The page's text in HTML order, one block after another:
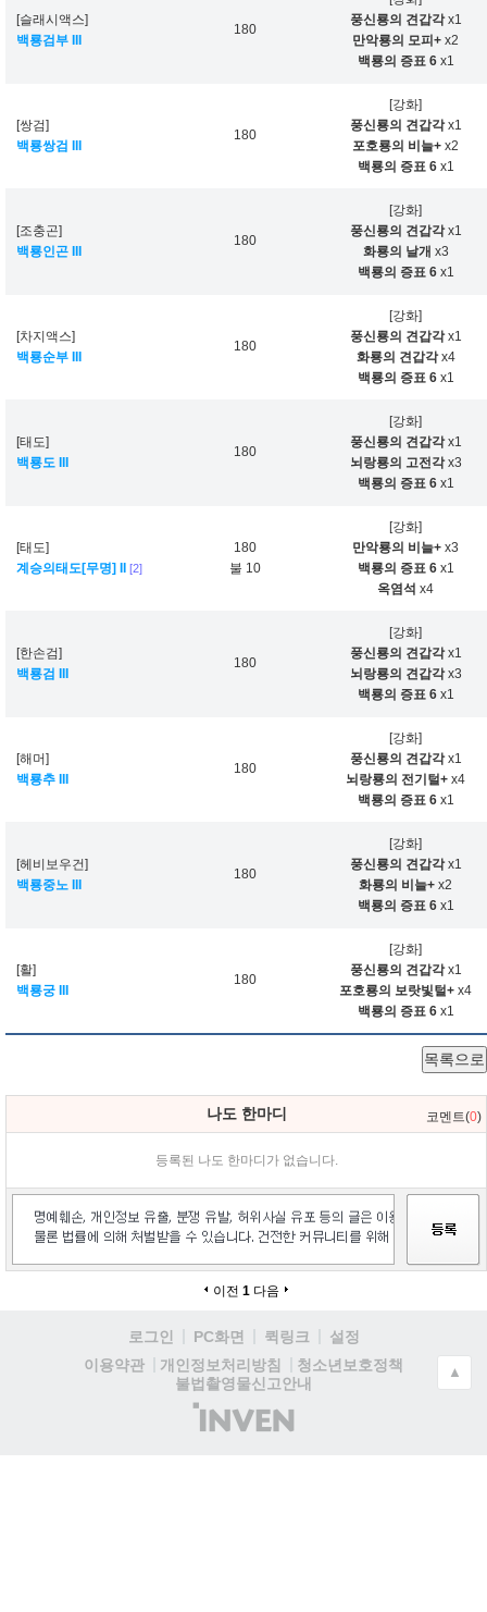
[슬래시액스]
백룡검부 III
180
풍신룡의 견갑각x1
만악룡의 모피+ x2
백룡의 증표 6x1
[쌍검]
백룡쌍검 III
180
[강화]
풍신룡의 견갑각x1
포호룡의 비늘+ x2
백룡의 증표 6x1
[조충곤]
백룡인곤 III
180
[강화]
풍신룡의 견갑각x1
화룡의 날개 x3
백룡의 증표 6x1
[차지액스]
백룡순부 III
180
[강화]
풍신룡의 견갑각x1
화룡의 견갑각x4
백룡의 증표 6x1
[태도]
백룡도 III
180
[강화]
풍신룡의 견갑각x1
뇌랑룡의 고전각x3
백룡의 증표 6x1
[태도]
계승의태도[무명] II
[2]
180
불 10
[강화]
만악룡의 비늘+ x3
백룡의 증표 6x1
옥염석 x4
[한손검]
백룡검 III
180
[강화]
풍신룡의 견갑각x1
뇌랑룡의 견갑각x3
백룡의 증표 6x1
[해머]
백룡추 III
180
[강화]
풍신룡의 견갑각x1
뇌랑룡의 전기털+ x4
백룡의 증표 6x1
[헤비보우건]
백룡중노 III
180
[강화]
풍신룡의 견갑각x1
화룡의 비늘+ x2
백룡의 증표 6x1
[활]
백룡궁 III
180
[강화]
풍신룡의 견갑각x1
포호룡의 보랏빛털+ x4
백룡의 증표 6x1
목록으로
나도 한마디 코멘트(0)
등록된 나도 한마디가 없습니다.
이전 1 다음
로그인 PC화면 퀵링크
설정
이용약관
개인정보처리방침
청소년보호정책
불법촬영물신고안내
(주)
인
▲